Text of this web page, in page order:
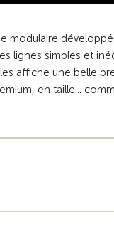
modulaire
lignes simples et
affiche une belle
en taille...